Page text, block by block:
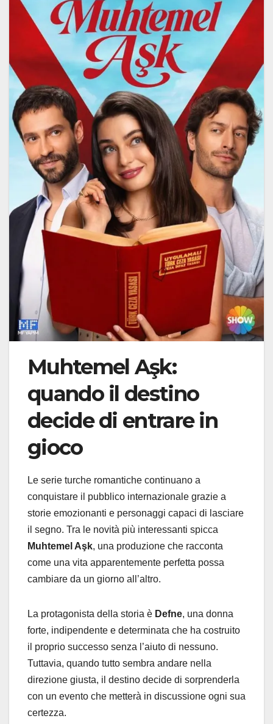
Muhtemel Aşk:
quando il destino
decide di entrare in
gioco
Le serie turche romantiche continuano a
conquistare il pubblico internazionale grazie a
storie emozionanti e personaggi capaci di lasciare
il segno. Tra le novità più interessanti spicca
Muhtemel Aşk, una produzione che racconta
come una vita apparentemente perfetta possa
cambiare da un giorno all’altro.
La protagonista della storia è Defne, una donna
forte, indipendente e determinata che ha costruito
il proprio successo senza l’aiuto di nessuno.
Tuttavia, quando tutto sembra andare nella
direzione giusta, il destino decide di sorprenderla
con un evento che metterà in discussione ogni sua
certezza.